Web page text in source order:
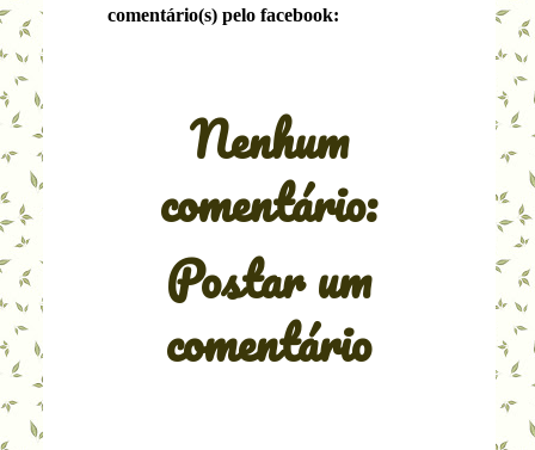
comentário(s) pelo facebook:
Nenhum
comentário:
Postar um
comentário